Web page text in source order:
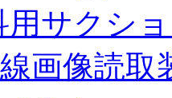
用サクシ
画像読取